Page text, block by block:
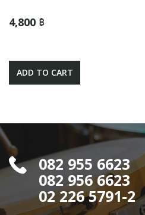
4,800 ฿
ADD TO CART
082 955 6623
082 956 6623
02 226 5791-2